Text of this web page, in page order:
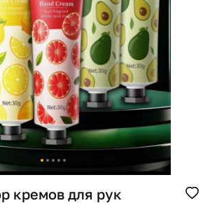
кремов для рук